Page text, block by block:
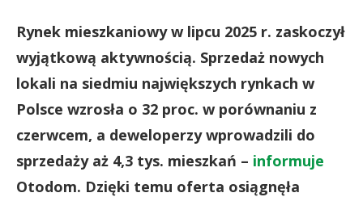
Rynek mieszkaniowy w lipcu 2025 r. zaskoczył
wyjątkową aktywnością. Sprzedaż nowych
lokali na siedmiu największych rynkach w
Polsce wzrosła o 32 proc. w porównaniu z
czerwcem, a deweloperzy wprowadzili do
sprzedaży aż 4,3 tys. mieszkań – informuje
Otodom. Dzięki temu oferta osiągnęła